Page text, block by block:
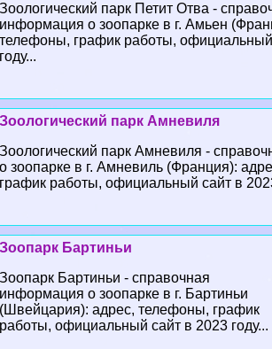
Зоологический парк Петит Отва -
информация о зоопарке в г. Амьен
телефоны, график работы,
году...
Зоологический парк Амневиля
Зоологический парк Амневиля -
о зоопарке в г. Амневиль (Франция):
график работы, официальный сайт в
Зоопарк Бартиньи
Зоопарк Бартиньи - справочная
информация о зоопарке в г. Бартиньи
(Швейцария): адрес, телефоны, график
работы, официальный сайт в 2023 году...